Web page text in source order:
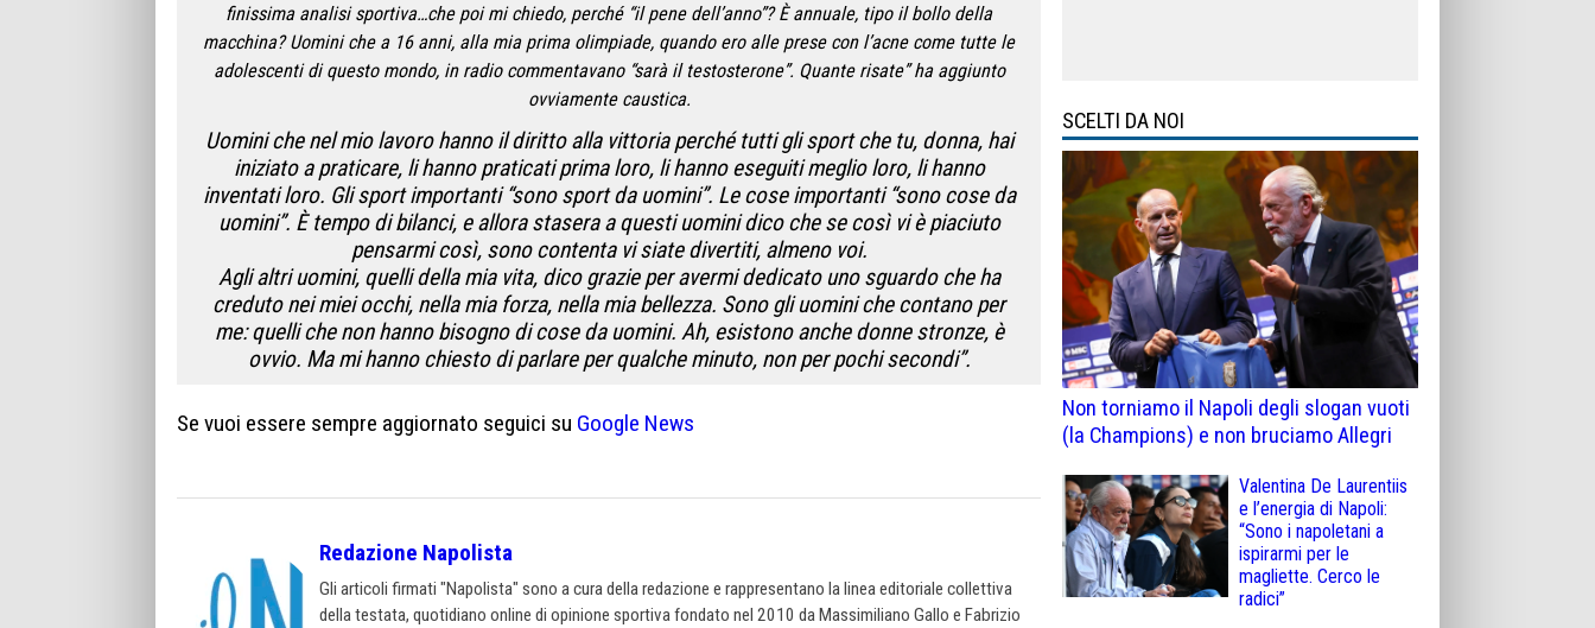
finissima analisi sportiva…che poi mi chiedo, perché “il pene dell’anno”? È annuale, tipo il bollo della
macchina? Uomini che a 16 anni, alla mia prima olimpiade, quando ero alle prese con l’acne come tutte le
adolescenti di questo mondo, in radio commentavano “sarà il testosterone”. Quante risate” ha aggiunto
ovviamente caustica.
Uomini che nel mio lavoro hanno il diritto alla vittoria perché tutti gli sport che tu, donna, hai
iniziato a praticare, li hanno praticati prima loro, li hanno eseguiti meglio loro, li hanno
inventati loro. Gli sport importanti “sono sport da uomini”. Le cose importanti “sono cose da
uomini”. È tempo di bilanci, e allora stasera a questi uomini dico che se così vi è piaciuto
pensarmi così, sono contenta vi siate divertiti, almeno voi.
Agli altri uomini, quelli della mia vita, dico grazie per avermi dedicato uno sguardo che ha
creduto nei miei occhi, nella mia forza, nella mia bellezza. Sono gli uomini che contano per
me: quelli che non hanno bisogno di cose da uomini. Ah, esistono anche donne stronze, è
ovvio. Ma mi hanno chiesto di parlare per qualche minuto, non per pochi secondi”.
Se vuoi essere sempre aggiornato seguici su Google News
Redazione Napolista
Gli articoli firmati "Napolista" sono a cura della redazione e rappresentano la linea editoriale collettiva
della testata, quotidiano online di opinione sportiva fondato nel 2010 da Massimiliano Gallo e Fabrizio
SCELTI DA NOI
Non torniamo il Napoli degli slogan vuoti
(la Champions) e non bruciamo Allegri
Valentina De Laurentiis
e l’energia di Napoli:
“Sono i napoletani a
ispirarmi per le
magliette. Cerco le
radici”